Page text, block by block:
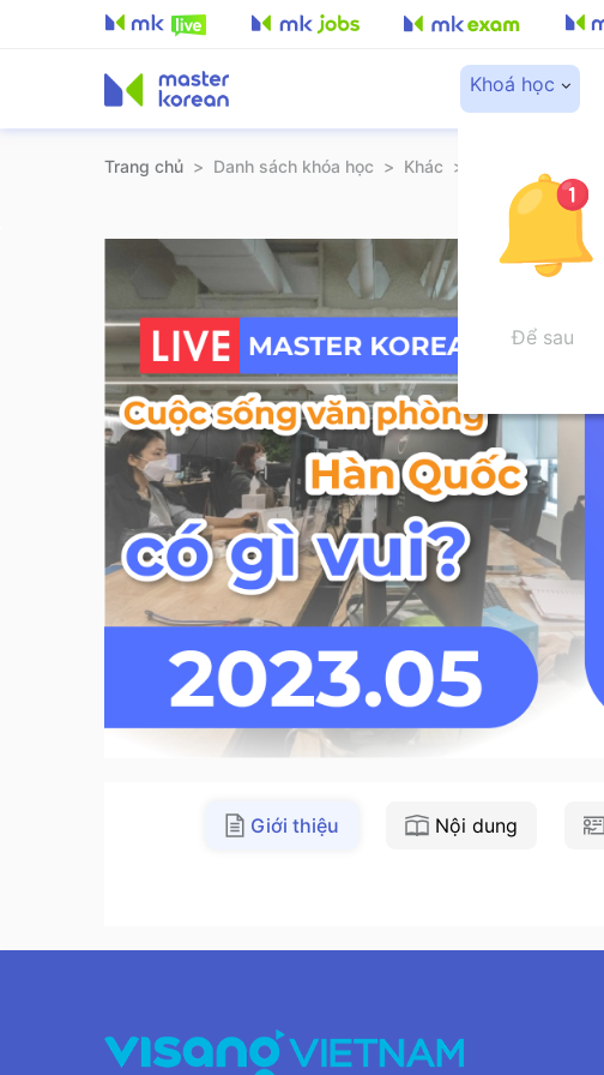
Khoá học
Trang chủ > Danh sách khóa học > Khác >
Giới thiệu Nội dung
Để sau